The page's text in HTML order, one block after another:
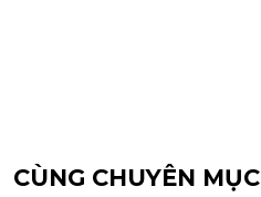
CÙNG CHUYÊN MỤC